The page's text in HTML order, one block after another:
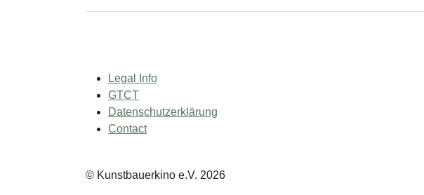
Legal Info
GTCT
Datenschutzerklärung
Contact
© Kunstbauerkino e.V. 2026